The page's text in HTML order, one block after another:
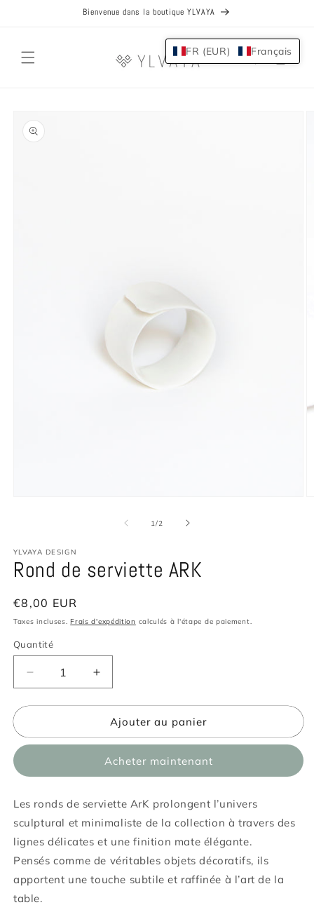
Bienvenue dans la boutique YLVAYA
Panier
informations
produits
une
fenêtre
modale
1/de2
YLVAYA DESIGN
Rond de serviette ARK
Prix
habituel
€8,00 EUR
Taxes incluses.Frais d'expédition calculés à l'étape de paiement.
Quantité
Quantité
Réduire
la
quantité
Rond
ARK
Augmenter
la
quantité
Rond
serviette
ARK
Ajouter au panier
Acheter maintenant
Les ronds de serviette ArK prolongent l’univers
sculptural et minimaliste de la collection à travers des
lignes délicates et une finition mate élégante.
Pensés comme de véritables objets décoratifs, ils
apportent une touche subtile et raffinée à l’art de la
table.
FR (EUR) Français